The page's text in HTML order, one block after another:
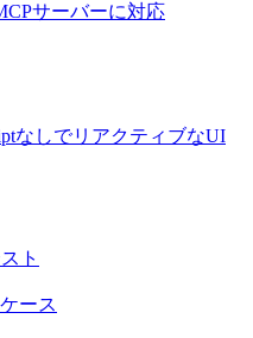
サーバーに対応
なしでリアクティブなUI
ト
ース